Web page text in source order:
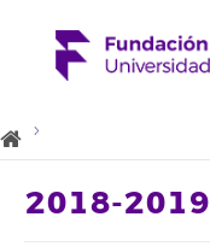
2018-2019